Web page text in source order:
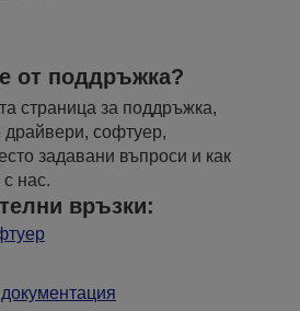
от поддръжка?
страница за поддръжка,
драйвери, софтуер,
задавани въпроси и как
нас.
връзки: